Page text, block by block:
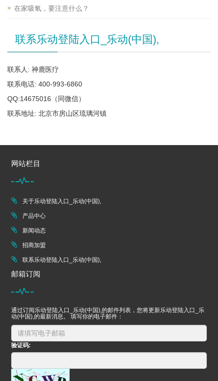
在家吸氧，要注意什么？
联系乐动登陆入口_乐动(中国),
联系人: 神鹿医疗
联系电话: 400-993-6860
QQ:14675016（同微信）
联系地址: 北京市房山区琉璃河镇
网站栏目
关于乐动登陆入口_乐动(中国),
产品中心
新闻动态
招商加盟
联系乐动登陆入口_乐动(中国),
邮箱订阅
通过订阅乐动登陆入口_乐动(中国),的邮件列表，您将更新乐动登陆入口_乐
动(中国),的最新消息。 填写你的电子邮件：
验证码: